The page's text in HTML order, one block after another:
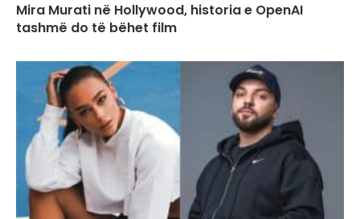
Mira Murati në Hollywood, historia e OpenAI
tashmë do të bëhet film